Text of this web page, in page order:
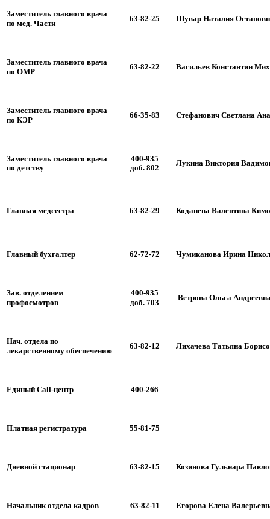
Заместитель главного врача
по мед. Части
63-82-25 Шувар Наталия
Заместитель главного врача
по ОМР
63-82-22 Васильев Константин
Заместитель главного врача
по КЭР
66-35-83 Стефанович Светлана
Заместитель главного врача
по детству
400-935
доб. 802
Лукина Виктория
Главная медсестра 63-82-29 Коданева Валентина
Главный бухгалтер 62-72-72 Чумиканова Ирина
Зав. отделением
профосмотров
400-935
доб. 703
Ветрова Ольга
Нач. отдела по
лекарственному обеспечению
63-82-12 Лихачева Татьяна
Единый Call-центр 400-266
Платная регистратура 55-81-75
Дневной стационар 63-82-15 Козинова Гульнара
Начальник отдела кадров 63-82-11 Егорова Елена